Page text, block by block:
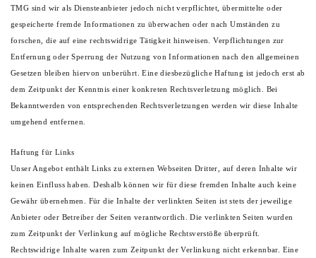
TMG sind wir als Diensteanbieter jedoch nicht verpflichtet, übermittelte oder
gespeicherte fremde Informationen zu überwachen oder nach Umständen zu
forschen, die auf eine rechtswidrige Tätigkeit hinweisen. Verpflichtungen zur
Entfernung oder Sperrung der Nutzung von Informationen nach den allgemeinen
Gesetzen bleiben hiervon unberührt. Eine diesbezügliche Haftung ist jedoch erst ab
dem Zeitpunkt der Kenntnis einer konkreten Rechtsverletzung möglich. Bei
Bekanntwerden von entsprechenden Rechtsverletzungen werden wir diese Inhalte
umgehend entfernen.
Haftung für Links
Unser Angebot enthält Links zu externen Webseiten Dritter, auf deren Inhalte wir
keinen Einfluss haben. Deshalb können wir für diese fremden Inhalte auch keine
Gewähr übernehmen. Für die Inhalte der verlinkten Seiten ist stets der jeweilige
Anbieter oder Betreiber der Seiten verantwortlich. Die verlinkten Seiten wurden
zum Zeitpunkt der Verlinkung auf mögliche Rechtsverstöße überprüft.
Rechtswidrige Inhalte waren zum Zeitpunkt der Verlinkung nicht erkennbar. Eine